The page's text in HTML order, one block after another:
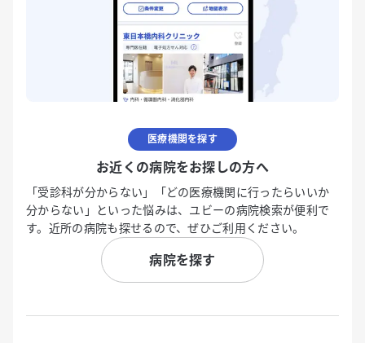
医療機関を探す
お近くの病院をお探しの方へ
「受診科が分からない」「どの医療機関に行ったらいいか
分からない」といった悩みは、ユビーの病院検索が便利で
す。近所の病院も探せるので、ぜひご利用ください。
病院を探す